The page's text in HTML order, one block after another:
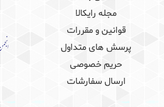
مجله رایکالا
قوانین و مقررات
پرسش های متداول
حریم خصوصی
ارسال سفارشات